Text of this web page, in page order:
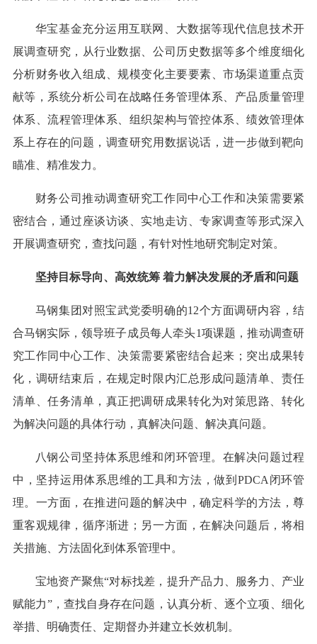
华宝基金充分运用互联网、大数据等现代信息技术开
展调查研究，从行业数据、公司历史数据等多个维度细化
分析财务收入组成、规模变化主要要素、市场渠道重点贡
献等，系统分析公司在战略任务管理体系、产品质量管理
体系、流程管理体系、组织架构与管控体系、绩效管理体
系上存在的问题，调查研究用数据说话，进一步做到靶向
瞄准、精准发力。
财务公司推动调查研究工作同中心工作和决策需要紧
密结合，通过座谈访谈、实地走访、专家调查等形式深入
开展调查研究，查找问题，有针对性地研究制定对策。
坚持目标导向、高效统筹 着力解决发展的矛盾和问题
马钢集团对照宝武党委明确的12个方面调研内容，结
合马钢实际，领导班子成员每人牵头1项课题，推动调查研
究工作同中心工作、决策需要紧密结合起来；突出成果转
化，调研结束后，在规定时限内汇总形成问题清单、责任
清单、任务清单，真正把调研成果转化为对策思路、转化
为解决问题的具体行动，真解决问题、解决真问题。
八钢公司坚持体系思维和闭环管理。在解决问题过程
中，坚持运用体系思维的工具和方法，做到PDCA闭环管
理。一方面，在推进问题的解决中，确定科学的方法，尊
重客观规律，循序渐进；另一方面，在解决问题后，将相
关措施、方法固化到体系管理中。
宝地资产聚焦“对标找差，提升产品力、服务力、产业
赋能力”，查找自身存在问题，认真分析、逐个立项、细化
举措、明确责任、定期督办并建立长效机制。